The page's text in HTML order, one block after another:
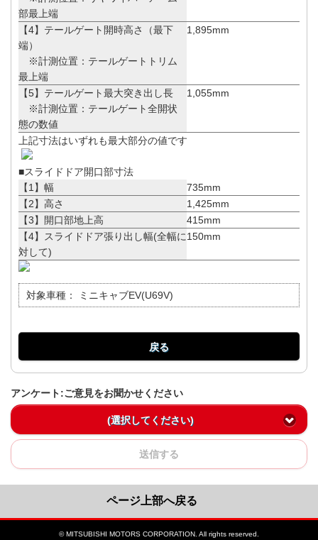
部最上端
【4】テールゲート開時高さ（最下
端）
※計測位置：テールゲートトリム
最上端
1,895mm
【5】テールゲート最大突き出し長
※計測位置：テールゲート全開状
態の数値
1,055mm
上記寸法はいずれも最大部分の値です
■スライドドア開口部寸法
【1】幅
735mm
【2】高さ
1,425mm
【3】開口部地上高
415mm
【4】スライドドア張り出し幅(全幅に
対して)
150mm
対象車種： ミニキャブEV(U69V)
戻る
アンケート:ご意見をお聞かせください
(選択してください)
送信する
ページ上部へ戻る
© MITSUBISHI MOTORS CORPORATION. All rights reserved.